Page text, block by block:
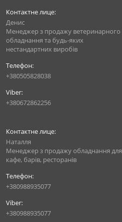
Денис
Менеджер з продажу ветеринарного
обладнання та будь-яких
нестандартних виробів
+380505828038
+380672862256
Наталля
Менеджер з продажу обладнання для
кафе, барів, ресторанів
+380988935077
+380988935077